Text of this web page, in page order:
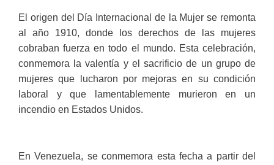
El origen del Día Internacional de la Mujer se remonta
al año 1910, donde los derechos de las mujeres
cobraban fuerza en todo el mundo. Esta celebración,
conmemora la valentía y el sacrificio de un grupo de
mujeres que lucharon por mejoras en su condición
laboral y que lamentablemente murieron en un
incendio en Estados Unidos.
En Venezuela, se conmemora esta fecha a partir del